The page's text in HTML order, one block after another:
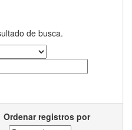
de busca.
Ordenar registros por